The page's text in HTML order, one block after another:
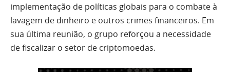
implementação de políticas globais para o combate à
lavagem de dinheiro e outros crimes financeiros. Em
sua última reunião, o grupo reforçou a necessidade
de fiscalizar o setor de criptomoedas.